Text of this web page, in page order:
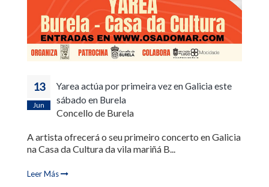
13
Jun
Yarea actúa por primeira vez en Galicia este
sábado en Burela
Concello de Burela
A artista ofrecerá o seu primeiro concerto en Galicia
na Casa da Cultura da vila mariñá B...
Leer Más